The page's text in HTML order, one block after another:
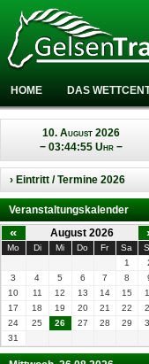
HOME DAS
10. August 2026
− 03:44:55 Uhr −
› Eintritt / Termine 2026
Veranstaltungskalender
« August 2026
Mo Di Mi Do Fr Sa
1
3
4 5 6 7 8
10
11 12 13 14 15
17
18 19 20 21 22
24
25 26 27 28 29
31